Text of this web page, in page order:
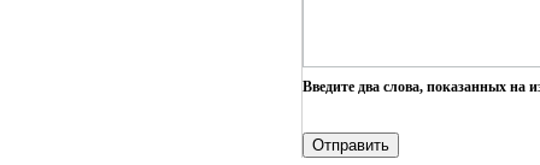
Введите два слова, показанных на